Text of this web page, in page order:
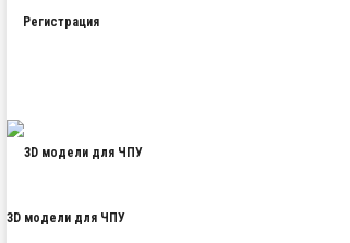
Регистрация
3D модели для ЧПУ